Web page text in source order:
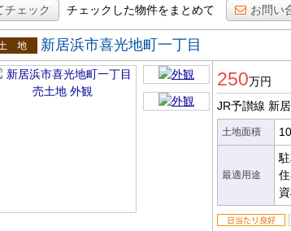
チェック チェックした物件をまとめて お問い
地
新居浜市喜光地町一丁目
250万円
JR予讃線 新
土地面積
最適用途